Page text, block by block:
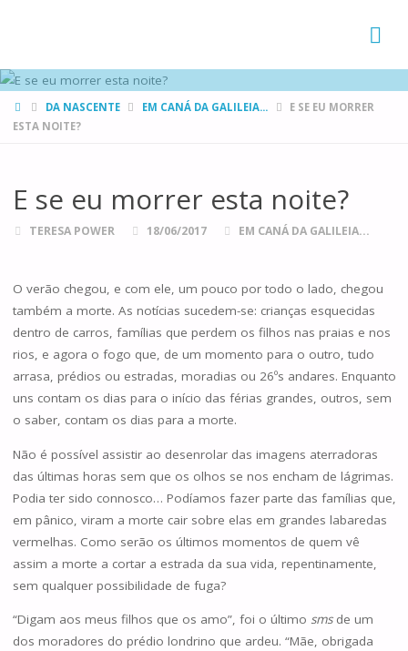
HOMEDA NASCENTE EM CANÁ DA GALILEIA...
E SE EU MORRER
ESTA NOITE?
E se eu morrer esta noite?
TERESA POWER 18/06/2017 EM CANÁ DA GALILEIA...
O verão chegou, e com ele, um pouco por todo o lado, chegou
também a morte. As notícias sucedem-se: crianças esquecidas
dentro de carros, famílias que perdem os filhos nas praias e nos
rios, e agora o fogo que, de um momento para o outro, tudo
arrasa, prédios ou estradas, moradias ou 26ºs andares. Enquanto
uns contam os dias para o início das férias grandes, outros, sem
o saber, contam os dias para a morte.
Não é possível assistir ao desenrolar das imagens aterradoras
das últimas horas sem que os olhos se nos encham de lágrimas.
Podia ter sido connosco… Podíamos fazer parte das famílias que,
em pânico, viram a morte cair sobre elas em grandes labaredas
vermelhas. Como serão os últimos momentos de quem vê
assim a morte a cortar a estrada da sua vida, repentinamente,
sem qualquer possibilidade de fuga?
“Digam aos meus filhos que os amo”, foi o último smsde um
dos moradores do prédio londrino que ardeu. “Mãe, obrigada